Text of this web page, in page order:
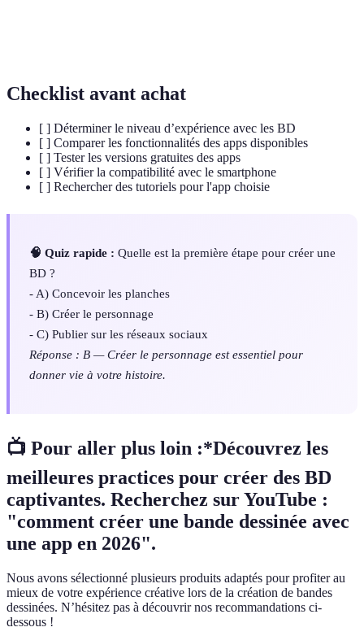
Checklist avant achat
[ ] Déterminer le niveau d’expérience avec les BD
[ ] Comparer les fonctionnalités des apps disponibles
[ ] Tester les versions gratuites des apps
[ ] Vérifier la compatibilité avec le smartphone
[ ] Rechercher des tutoriels pour l'app choisie
🧠 Quiz rapide : Quelle est la première étape pour créer une
BD ?
- A) Concevoir les planches
- B) Créer le personnage
- C) Publier sur les réseaux sociaux
Réponse : B — Créer le personnage est essentiel pour
donner vie à votre histoire.
📺 Pour aller plus loin :*Découvrez les
meilleures practices pour créer des BD
captivantes. Recherchez sur YouTube :
"comment créer une bande dessinée avec
une app en 2026".
Nous avons sélectionné plusieurs produits adaptés pour profiter au
mieux de votre expérience créative lors de la création de bandes
dessinées. N’hésitez pas à découvrir nos recommandations ci-
dessous !